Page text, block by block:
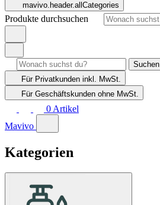
mavivo.header.allCategories
Produkte durchsuchen
Suchen
Für Privatkunden inkl. MwSt.
Für Geschäftskunden ohne MwSt.
0 Artikel
Mavivo
Kategorien